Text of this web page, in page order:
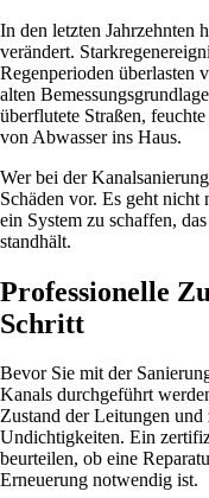
In den letzten Jahrzehnten
verändert.
Regenperioden überlasten
alten
überflutete Straßen,
von Abwasser ins Haus.
Wer bei der
Schäden vor. Es geht nicht
ein System zu schaffen,
standhält.
Professionelle
Schritt
Bevor Sie mit der
Kanals durchgeführt
Zustand der Leitungen und
Undichtigkeiten. Ein
beurteilen, ob eine
Erneuerung notwendig ist.